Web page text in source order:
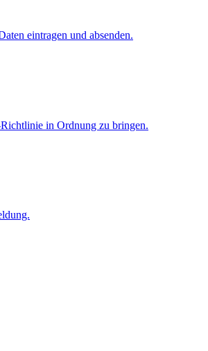
eintragen und absenden.
in Ordnung zu bringen.